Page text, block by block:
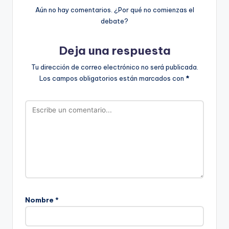
Aún no hay comentarios. ¿Por qué no comienzas el
debate?
Deja una respuesta
Tu dirección de correo electrónico no será publicada.
Los campos obligatorios están marcados con *
Nombre *